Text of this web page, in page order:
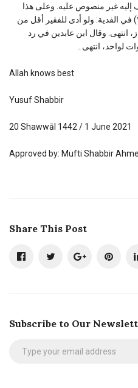
غير منصوص عليه. وعلى هذا
قال الحصكفي في الدر المختار (٢/٧٤) في الفدية: ولو أدى للفقير أقل من
انتهى. وقال ابن عابدين في رد
Allah knows best
Yusuf Shabbir
20 Shawwāl 1442 / 1 June 2021
Approved by: Mufti Shabbir
Share This Post
Subscribe to Our